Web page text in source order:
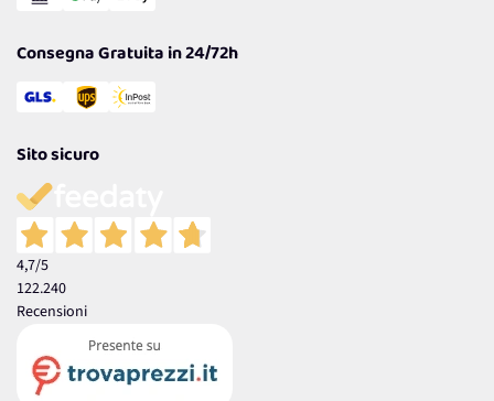
Consegna Gratuita in 24/72h
Sito sicuro
4,7/5
122.240
Recensioni